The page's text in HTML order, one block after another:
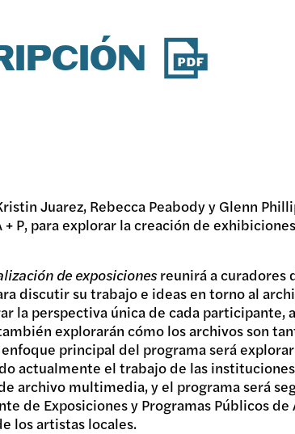
Juarez, Rebecca Peabody y Glenn
P, para explorar la creación de
de exposicionesreunirá a curadores
discutir su trabajo e ideas en torno al
la perspectiva única de cada participante,
explorarán cómo los archivos son
principal del programa será
actualmente el trabajo de las
archivo multimedia, y el programa será
de Exposiciones y Programas Públicos de
los artistas locales.